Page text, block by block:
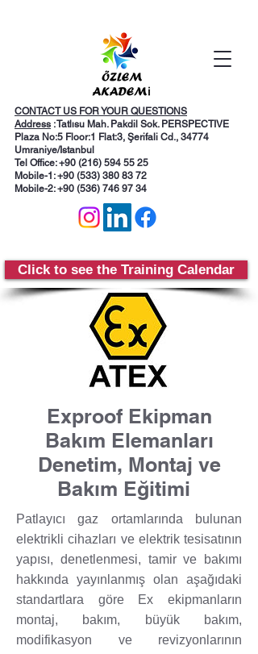
CONTACT US FOR YOUR QUESTIONS
Address : Tatlısu Mah. Pakdil Sok. PERSPECTIVE
Plaza No:5 Floor:1 Flat:3, Şerifali Cd., 34774
Umraniye/Istanbul
Tel Office: +90 (216) 594 55 25
Mobile-1:+90 (533) 380 83 72
Mobile-2: +90 (536) 746 97 34
Click to see the Training Calendar
Exproof Ekipman
Bakım Elemanları
Denetim, Montaj ve
Bakım Eğitimi
Patlayıcı gaz ortamlarında bulunan
elektrikli cihazları ve elektrik tesisatının
yapısı, denetlenmesi, tamir ve bakımı
hakkında yayınlanmış olan aşağıdaki
standartlara göre Ex ekipmanların
montaj, bakım, büyük bakım,
modifikasyon ve revizyonlarının